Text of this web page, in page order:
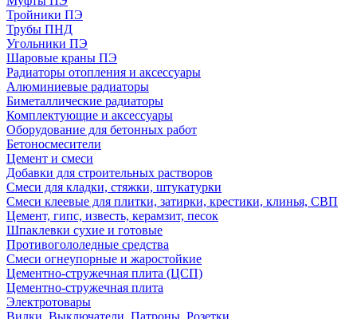
Тройники ПЭ
Трубы ПНД
Угольники ПЭ
Шаровые краны ПЭ
Радиаторы отопления и аксессуары
Алюминиевые радиаторы
Биметаллические радиаторы
Комплектующие и аксессуары
Оборудование для бетонных работ
Бетоносмесители
Цемент и смеси
Добавки для строительных растворов
Смеси для кладки, стяжки, штукатурки
Смеси клеевые для плитки, затирки, крестики, клинья, СВП
Цемент, гипс, известь, керамзит, песок
Шпаклевки сухие и готовые
Противогололедные средства
Смеси огнеупорные и жаростойкие
Цементно-стружечная плита (ЦСП)
Цементно-стружечная плита
Электротовары
Вилки, Выключатели, Патроны, Розетки